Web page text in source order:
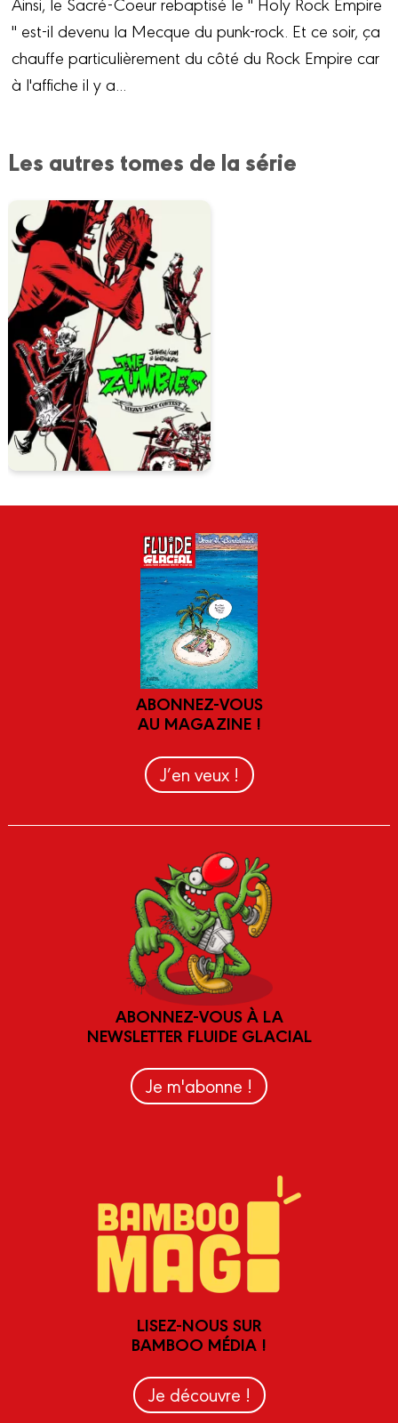
" est-il devenu la Mecque du punk-rock. Et ce soir, ça
chauffe particulièrement du côté du Rock Empire car
à l'affiche il y a...
Les autres tomes de la série
ABONNEZ-VOUS
AU MAGAZINE !
J’en veux !
ABONNEZ-VOUS À LA
NEWSLETTER FLUIDE GLACIAL
Je m'abonne !
LISEZ-NOUS SUR
BAMBOO MÉDIA !
Je découvre !